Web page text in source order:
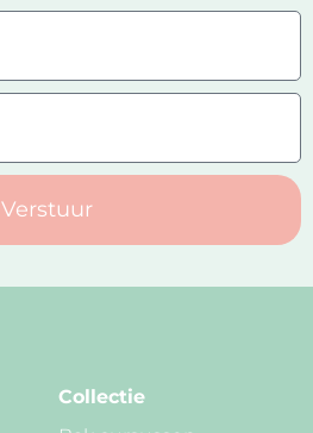
Verstuur
Collectie